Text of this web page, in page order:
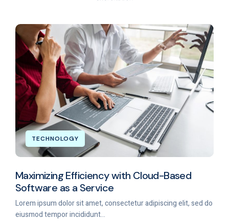
TECHNOLOGY
Maximizing Efficiency with Cloud-Based
Software as a Service
Lorem ipsum dolor sit amet, consectetur adipiscing elit, sed do
eiusmod tempor incididunt...